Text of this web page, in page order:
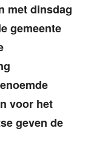
met dinsdag
gemeente
voor het
geven de